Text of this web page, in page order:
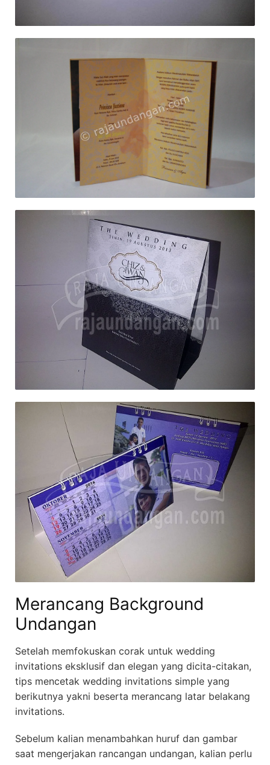
Merancang Background
Undangan
Setelah memfokuskan corak untuk wedding
invitations eksklusif dan elegan yang dicita-citakan,
tips mencetak wedding invitations simple yang
berikutnya yakni beserta merancang latar belakang
invitations.
Sebelum kalian menambahkan huruf dan gambar
saat mengerjakan rancangan undangan, kalian perlu